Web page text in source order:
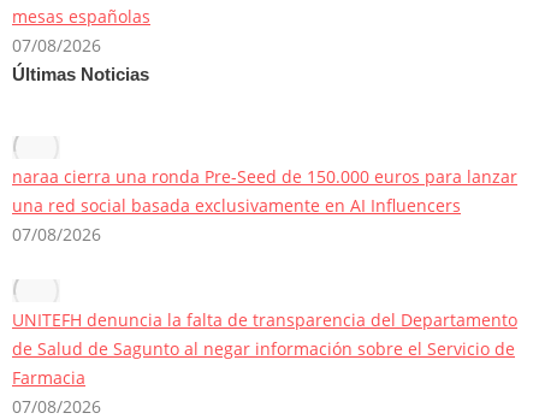
mesas españolas
07/08/2026
Últimas Noticias
naraa cierra una ronda Pre-Seed de 150.000 euros para lanzar
una red social basada exclusivamente en AI Influencers
07/08/2026
UNITEFH denuncia la falta de transparencia del Departamento
de Salud de Sagunto al negar información sobre el Servicio de
Farmacia
07/08/2026